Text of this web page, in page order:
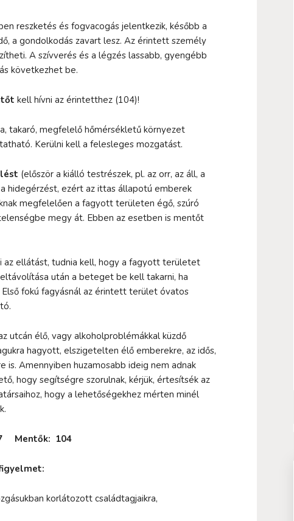
reszketés és fogvacogás jelentkezik, később a
a gondolkodás zavart lesz. Az érintett személy
A szívverés és a légzés lassabb, gyengébb
következhet be.
kell hívni az érintetthez (104)!
takaró, megfelelő hőmérsékletű környezet
Kerülni kell a felesleges mozgatást.
(először a kiálló testrészek, pl. az orr, az áll, a
hidegérzést, ezért az ittas állapotú emberek
megfelelően a fagyott területen égő, szúró
megy át. Ebben az esetben is mentőt
az ellátást, tudnia kell, hogy a fagyott területet
után a beteget be kell takarni, ha
fokú fagyásnál az érintett terület óvatos
utcán élő, vagy alkoholproblémákkal küzdő
hagyott, elszigetelten élő emberekre, az idős,
is. Amennyiben huzamosabb ideig nem adnak
hogy segítségre szorulnak, kérjük, értesítsék az
hogy a lehetőségekhez mérten minél
Mentők: 104
korlátozott családtagjaikra,